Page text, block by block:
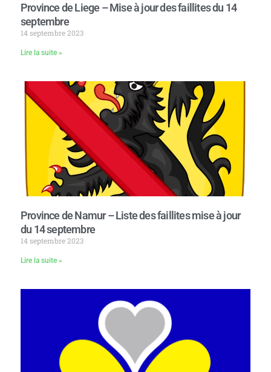
Province de Liege – Mise à jour des faillites du 14
septembre
14 septembre 2023
Lire la suite »
Province de Namur – Liste des faillites mise à jour
du 14 septembre
14 septembre 2023
Lire la suite »